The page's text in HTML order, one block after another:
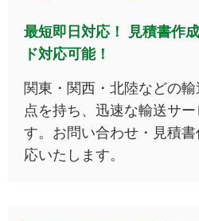
最短即日対応！
見積書作
ド対応可能！
関東・関西・北陸などの
点を持ち、迅速な輸送サ
す。お問い合わせ・見積
応いたします。